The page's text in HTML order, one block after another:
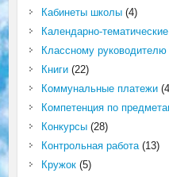
Кабинеты школы(4)
Календарно-
Классному руководителю
Книги(22)
Коммунальные платежи
Компетенция по
Конкурсы(28)
Контрольная работа(13)
Кружок(5)